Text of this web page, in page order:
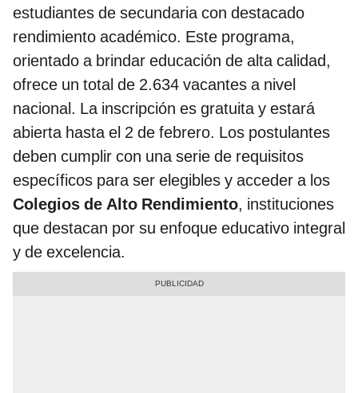
estudiantes de secundaria con destacado
rendimiento académico. Este programa,
orientado a brindar educación de alta calidad,
ofrece un total de 2.634 vacantes a nivel
nacional. La inscripción es gratuita y estará
abierta hasta el 2 de febrero. Los postulantes
deben cumplir con una serie de requisitos
específicos para ser elegibles y acceder a los
Colegios de Alto Rendimiento, instituciones
que destacan por su enfoque educativo integral
y de excelencia.